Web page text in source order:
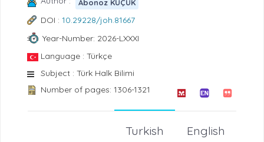
Abonoz KÜÇÜK
DOI : 10.29228/joh.81667
Year-Number: 2026-LXXXI
Language : Türkçe
Subject : Türk Halk Bilimi
Number of pages: 1306-1321
English
Turkish